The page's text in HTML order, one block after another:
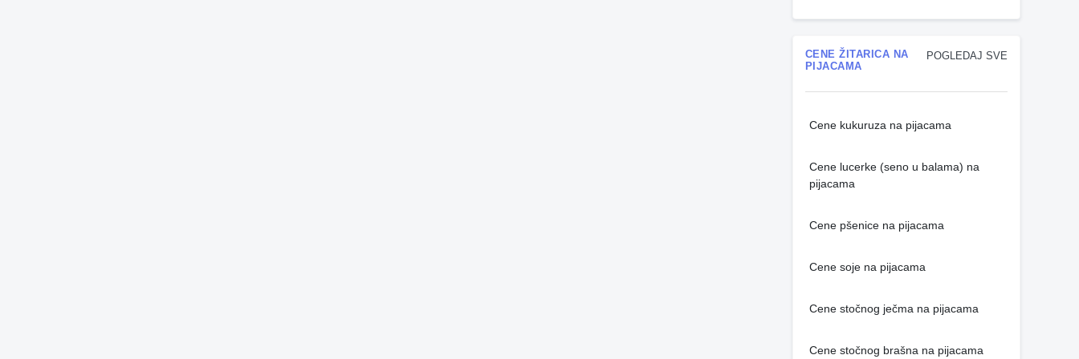
POGLEDAJ SVE
CENE ŽITARICA NA
PIJACAMA
Cene kukuruza na pijacama
Cene lucerke (seno u balama) na
pijacama
Cene pšenice na pijacama
Cene soje na pijacama
Cene stočnog ječma na pijacama
Cene stočnog brašna na pijacama